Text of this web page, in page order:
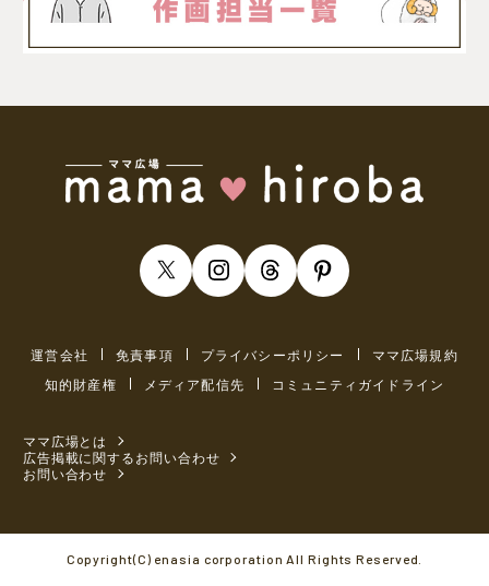
運営会社 免責事項 プライバシーポリシー
ママ広場規約
知的財産権
メディア配信先 コミュニティガイドライン
ママ広場とは
広告掲載に関するお問い合わせ
お問い合わせ
Copyright(C) enasia corporation All Rights Reserved.